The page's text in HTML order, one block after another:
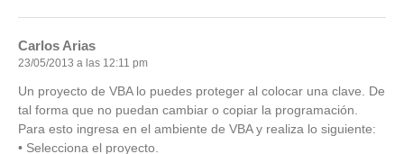
Carlos Arias
23/05/2013 a las 12:11 pm
Un proyecto de VBA lo puedes proteger al colocar una clave. De
tal forma que no puedan cambiar o copiar la programación.
Para esto ingresa en el ambiente de VBA y realiza lo siguiente:
• Selecciona el proyecto.